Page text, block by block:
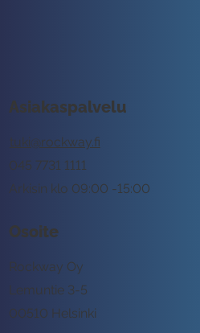
Asiakaspalvelu
tuki@rockway.fi
Arkisin klo 09:00 -15:00
045 7731 1111
Osoite
Rockway Oy
Lemuntie 3-5
00510 Helsinki